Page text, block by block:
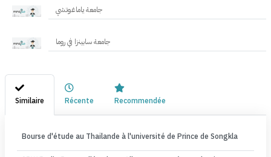
جامعة ياماغوتشي
جامعة سابينزا في روما
Similaire Récente Recommendée
Bourse d'étude au Thailande à l'université de Prince de Songkla